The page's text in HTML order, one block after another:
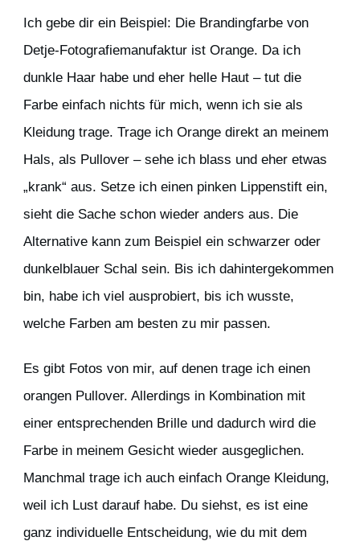
Ich gebe dir ein Beispiel: Die Brandingfarbe von
Detje-Fotografiemanufaktur ist Orange. Da ich
dunkle Haar habe und eher helle Haut – tut die
Farbe einfach nichts für mich, wenn ich sie als
Kleidung trage. Trage ich Orange direkt an meinem
Hals, als Pullover – sehe ich blass und eher etwas
„krank“ aus. Setze ich einen pinken Lippenstift ein,
sieht die Sache schon wieder anders aus. Die
Alternative kann zum Beispiel ein schwarzer oder
dunkelblauer Schal sein. Bis ich dahintergekommen
bin, habe ich viel ausprobiert, bis ich wusste,
welche Farben am besten zu mir passen.
Es gibt Fotos von mir, auf denen trage ich einen
orangen Pullover. Allerdings in Kombination mit
einer entsprechenden Brille und dadurch wird die
Farbe in meinem Gesicht wieder ausgeglichen.
Manchmal trage ich auch einfach Orange Kleidung,
weil ich Lust darauf habe. Du siehst, es ist eine
ganz individuelle Entscheidung, wie du mit dem